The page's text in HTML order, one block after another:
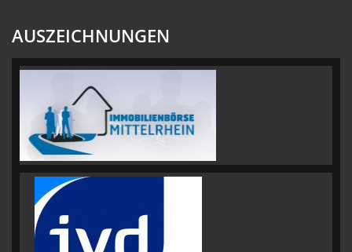
AUSZEICHNUNGEN